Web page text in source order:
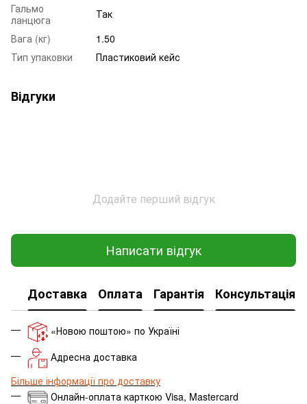
Гальмо
ланцюга
Так
Вага (кг)
1.50
Тип упаковки
Пластиковий кейс
Відгуки
Додайте перший відгук
Написати відгук
Доставка Оплата Гарантія Консультація
«Новою поштою» по Україні
Адресна доставка
Більше інформації про доставку
Онлайн-оплата карткою Visa, Mastercard